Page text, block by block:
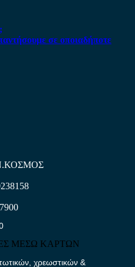
σε οποιαδήποτε
ΜΕΣΩ ΚΑΡΤΩΝ
χρεωστικών &